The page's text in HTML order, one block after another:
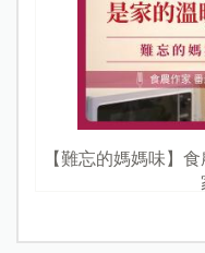
【難忘的媽媽味】